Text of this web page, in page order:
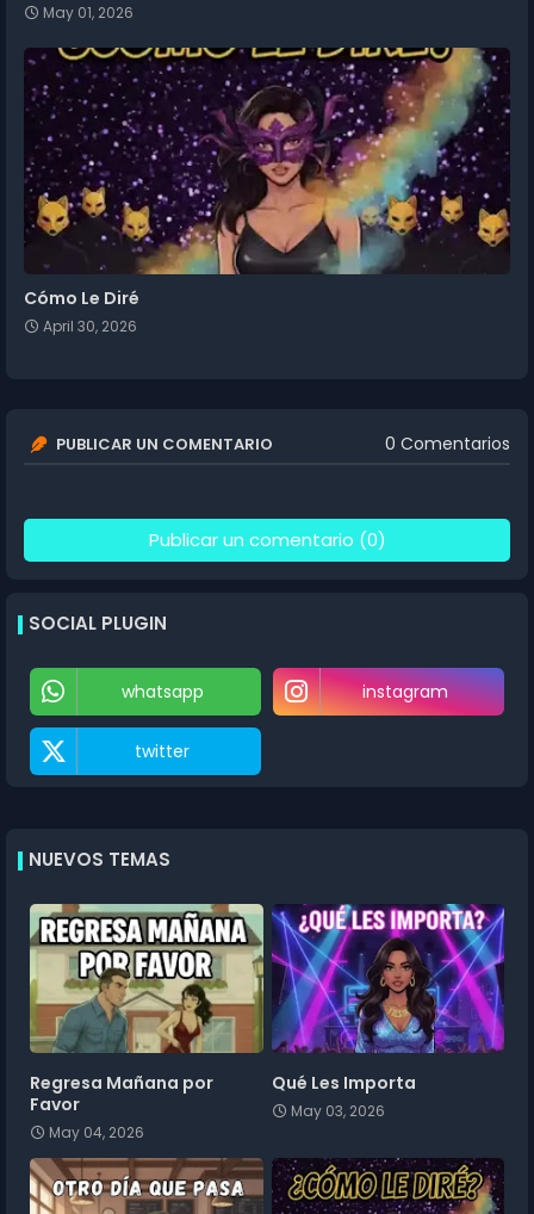
May 01, 2026
Cómo Le Diré
April 30, 2026
PUBLICAR UN COMENTARIO 0 Comentarios
Publicar un comentario (0)
SOCIAL PLUGIN
whatsapp instagram
twitter
NUEVOS TEMAS
Regresa Mañana por
Favor
May 04, 2026
Qué Les Importa
May 03, 2026